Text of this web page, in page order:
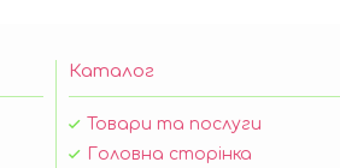
Каталог
Товари та послуги
Головна сторінка